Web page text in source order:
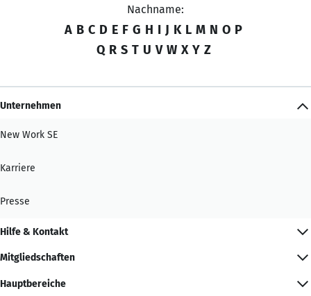
Nachname:
A B C D E F G H I J K L M N O P
Q R S T U V W X Y Z
Unternehmen
New Work SE
Karriere
Presse
Hilfe & Kontakt
Mitgliedschaften
Hauptbereiche